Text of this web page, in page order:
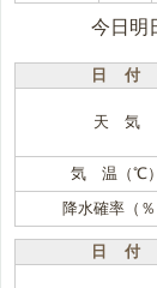
今日明
日 付
天 気
気 温（℃）
降水確率（％
日 付